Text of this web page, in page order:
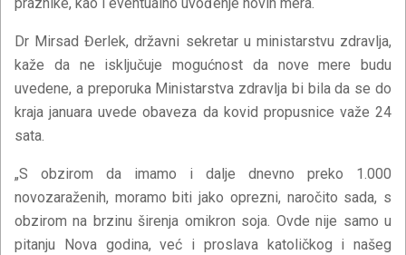
Dr Mirsad Đerlek, državni sekretar u ministarstvu zdravlja,
kaže da ne isključuje mogućnost da nove mere budu
uvedene, a preporuka Ministarstva zdravlja bi bila da se do
kraja januara uvede obaveza da kovid propusnice važe 24
sata.
„S obzirom da imamo i dalje dnevno preko 1.000
novozaraženih, moramo biti jako oprezni, naročito sada, s
obzirom na brzinu širenja omikron soja. Ovde nije samo u
pitanju Nova godina, već i proslava katoličkog i našeg